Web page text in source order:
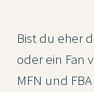
Bist du eher
oder ein Fan
MFN und